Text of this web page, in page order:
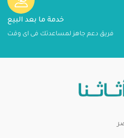
خدمة ما بعد البيع
فريق دعم جاهز لمساعدتك فى اى وقت